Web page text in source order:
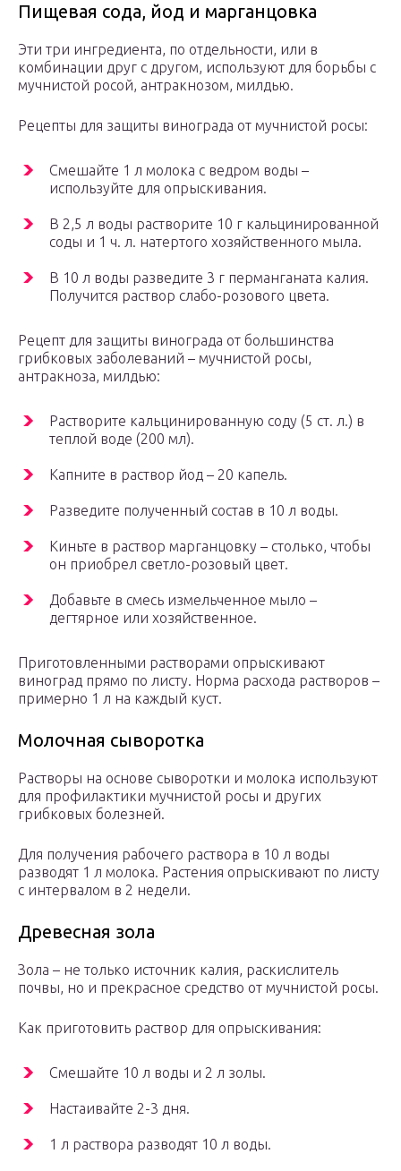
Пищевая сода, йод и марганцовка
Эти три ингредиента, по отдельности, или в
комбинации друг с другом, используют для борьбы с
мучнистой росой, антракнозом, милдью.
Рецепты для защиты винограда от мучнистой росы:
Смешайте 1 л молока с ведром воды –
используйте для опрыскивания.
В 2,5 л воды растворите 10 г кальцинированной
соды и 1 ч. л. натертого хозяйственного мыла.
В 10 л воды разведите 3 г перманганата калия.
Получится раствор слабо-розового цвета.
Рецепт для защиты винограда от большинства
грибковых заболеваний – мучнистой росы,
антракноза, милдью:
Растворите кальцинированную соду (5 ст. л.) в
теплой воде (200 мл).
Капните в раствор йод – 20 капель.
Разведите полученный состав в 10 л воды.
Киньте в раствор марганцовку – столько, чтобы
он приобрел светло-розовый цвет.
Добавьте в смесь измельченное мыло –
дегтярное или хозяйственное.
Приготовленными растворами опрыскивают
виноград прямо по листу. Норма расхода растворов –
примерно 1 л на каждый куст.
Молочная сыворотка
Растворы на основе сыворотки и молока используют
для профилактики мучнистой росы и других
грибковых болезней.
Для получения рабочего раствора в 10 л воды
разводят 1 л молока. Растения опрыскивают по листу
с интервалом в 2 недели.
Древесная зола
Зола – не только источник калия, раскислитель
почвы, но и прекрасное средство от мучнистой росы.
Как приготовить раствор для опрыскивания:
Смешайте 10 л воды и 2 л золы.
Настаивайте 2-3 дня.
1 л раствора разводят 10 л воды.